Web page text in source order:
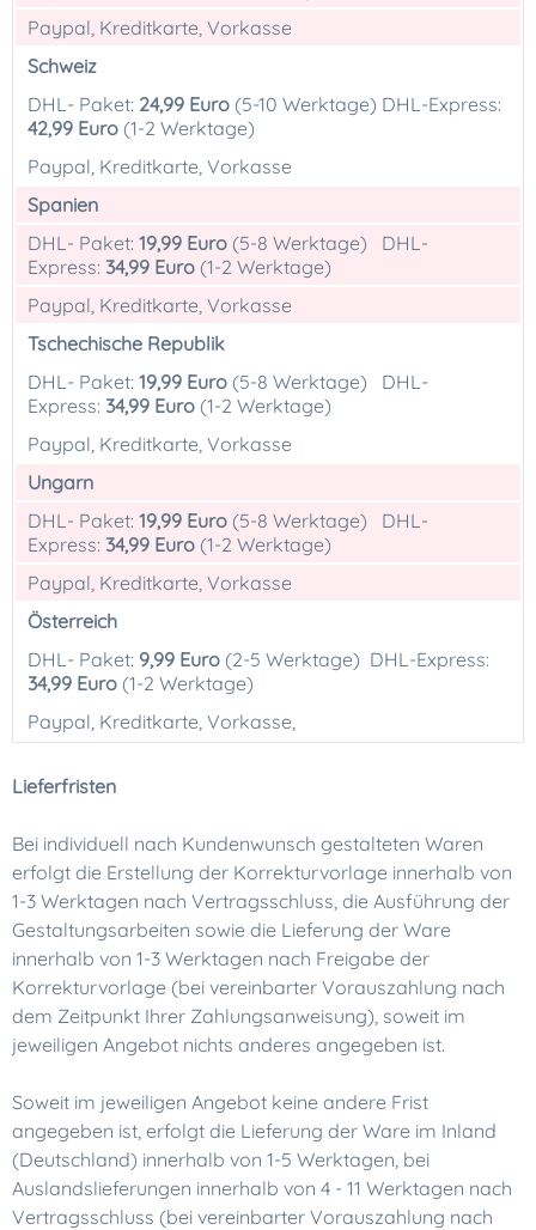
Paypal, Kreditkarte, Vorkasse
Schweiz
DHL- Paket: 24,99 Euro (5-10 Werktage) DHL-Express:
42,99 Euro (1-2 Werktage)
Paypal, Kreditkarte, Vorkasse
Spanien
DHL- Paket: 19,99 Euro (5-8 Werktage) DHL-
Express: 34,99 Euro (1-2 Werktage)
Paypal, Kreditkarte, Vorkasse
Tschechische Republik
DHL- Paket: 19,99 Euro (5-8 Werktage) DHL-
Express: 34,99 Euro (1-2 Werktage)
Paypal, Kreditkarte, Vorkasse
Ungarn
DHL- Paket: 19,99 Euro (5-8 Werktage) DHL-
Express: 34,99 Euro (1-2 Werktage)
Paypal, Kreditkarte, Vorkasse
Österreich
DHL- Paket: 9,99 Euro (2-5 Werktage) DHL-Express:
34,99 Euro (1-2 Werktage)
Paypal, Kreditkarte, Vorkasse,
Lieferfristen
Bei individuell nach Kundenwunsch gestalteten Waren
erfolgt die Erstellung der Korrekturvorlage innerhalb von
1-3 Werktagen nach Vertragsschluss, die Ausführung der
Gestaltungsarbeiten sowie die Lieferung der Ware
innerhalb von 1-3 Werktagen nach Freigabe der
Korrekturvorlage (bei vereinbarter Vorauszahlung nach
dem Zeitpunkt Ihrer Zahlungsanweisung), soweit im
jeweiligen Angebot nichts anderes angegeben ist.
Soweit im jeweiligen Angebot keine andere Frist
angegeben ist, erfolgt die Lieferung der Ware im Inland
(Deutschland) innerhalb von 1-5 Werktagen, bei
Auslandslieferungen innerhalb von 4 - 11 Werktagen nach
Vertragsschluss (bei vereinbarter Vorauszahlung nach